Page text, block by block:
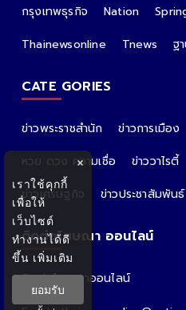
กรุงเทพธุรกิจ
Nation
Thainewsonline
Tnews ฐ
CATE GORIES
ข่าวพระราชสำนัก ข่าวการเมือง
หวย ดวง ความเชื่อ
ข่าววาไรตี้
ข่าวเศรษฐกิจ
ข่าวประชาสัมพันธ์
ติดต่อโฆษณา ออนไลน์
ติดต่อโฆษณาออนไลน์
คุณอ้อ
×
เราใช้คุกกี้
เพื่อให้
เว็บไซต์
ทำงานได้ดี
ขึ้น เพิ่มเติม
ยอมรับ